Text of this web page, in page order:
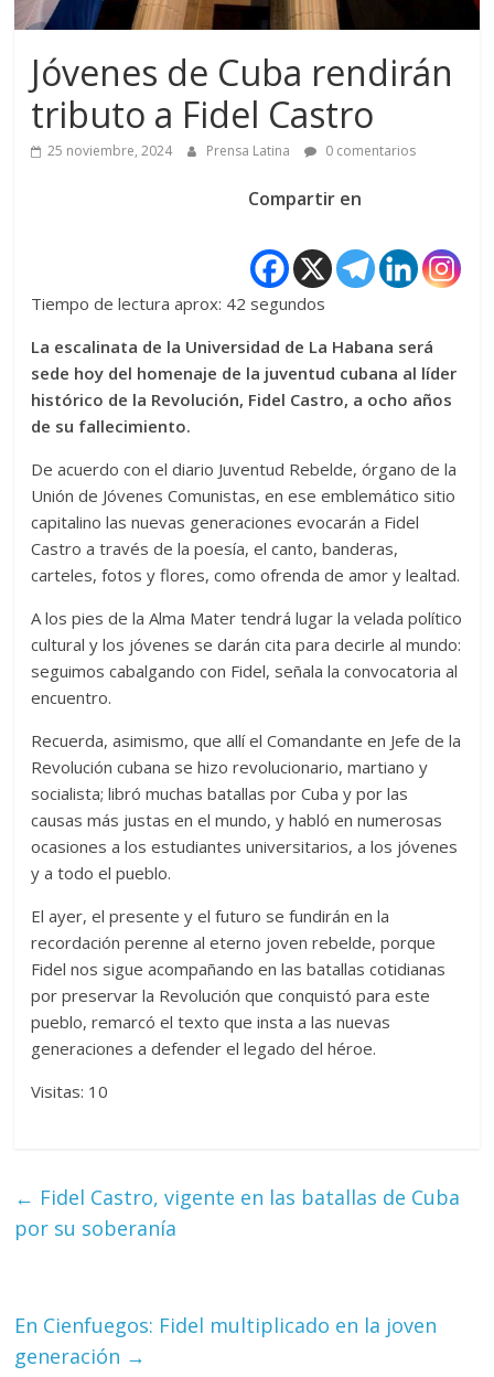
Jóvenes de Cuba rendirán
tributo a Fidel Castro
25 noviembre, 2024 Prensa Latina 0 comentarios
Compartir en
Tiempo de lectura aprox: 42 segundos
La escalinata de la Universidad de La Habana será
sede hoy del homenaje de la juventud cubana al líder
histórico de la Revolución, Fidel Castro, a ocho años
de su fallecimiento.
De acuerdo con el diario Juventud Rebelde, órgano de la
Unión de Jóvenes Comunistas, en ese emblemático sitio
capitalino las nuevas generaciones evocarán a Fidel
Castro a través de la poesía, el canto, banderas,
carteles, fotos y flores, como ofrenda de amor y lealtad.
A los pies de la Alma Mater tendrá lugar la velada político
cultural y los jóvenes se darán cita para decirle al mundo:
seguimos cabalgando con Fidel, señala la convocatoria al
encuentro.
Recuerda, asimismo, que allí el Comandante en Jefe de la
Revolución cubana se hizo revolucionario, martiano y
socialista; libró muchas batallas por Cuba y por las
causas más justas en el mundo, y habló en numerosas
ocasiones a los estudiantes universitarios, a los jóvenes
y a todo el pueblo.
El ayer, el presente y el futuro se fundirán en la
recordación perenne al eterno joven rebelde, porque
Fidel nos sigue acompañando en las batallas cotidianas
por preservar la Revolución que conquistó para este
pueblo, remarcó el texto que insta a las nuevas
generaciones a defender el legado del héroe.
Visitas: 10
← Fidel Castro, vigente en las batallas de Cuba
por su soberanía
En Cienfuegos: Fidel multiplicado en la joven
generación →